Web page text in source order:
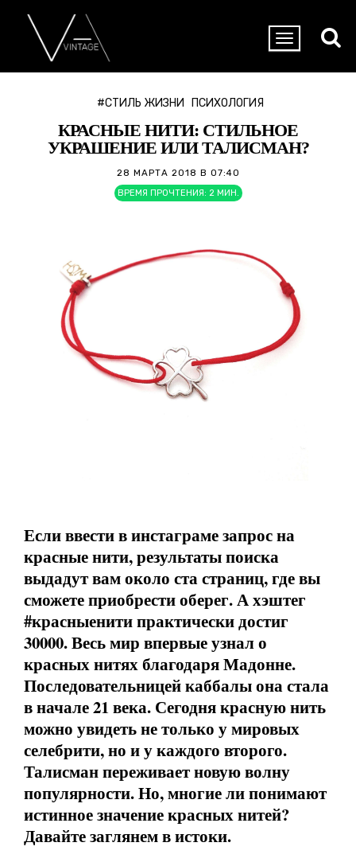
#СТИЛЬ ЖИЗНИ ПСИХОЛОГИЯ
КРАСНЫЕ НИТИ: СТИЛЬНОЕ
УКРАШЕНИЕ ИЛИ ТАЛИСМАН?
28 МАРТА 2018 В 07:40
ВРЕМЯ ПРОЧТЕНИЯ: 2 МИН.
Если ввести в инстаграме запрос на
красные нити, результаты поиска
выдадут вам около ста страниц, где вы
сможете приобрести оберег. А хэштег
#красныенити практически достиг
30000. Весь мир впервые узнал о
красных нитях благодаря Мадонне.
Последовательницей каббалы она стала
в начале 21 века. Сегодня красную нить
можно увидеть не только у мировых
селебрити, но и у каждого второго.
Талисман переживает новую волну
популярности. Но, многие ли понимают
истинное значение красных нитей?
Давайте заглянем в истоки.